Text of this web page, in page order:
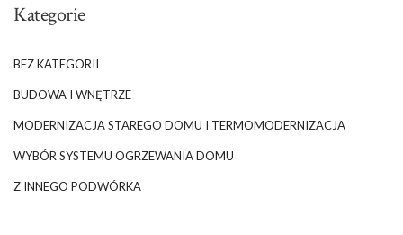
Kategorie
BEZ KATEGORII
BUDOWA I WNĘTRZE
MODERNIZACJA STAREGO DOMU I TERMOMODERNIZACJA
WYBÓR SYSTEMU OGRZEWANIA DOMU
Z INNEGO PODWÓRKA